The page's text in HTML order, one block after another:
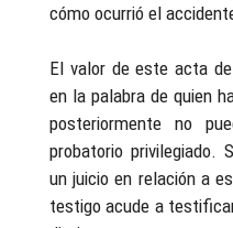
cómo ocurrió el
El valor de este acta
en la palabra de quien
posteriormente no
probatorio privilegiado.
un juicio en relación a
testigo acude a